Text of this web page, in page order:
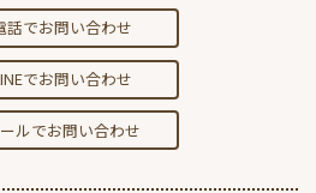
話でお問い合わせ
でお問い合わせ
ルでお問い合わせ